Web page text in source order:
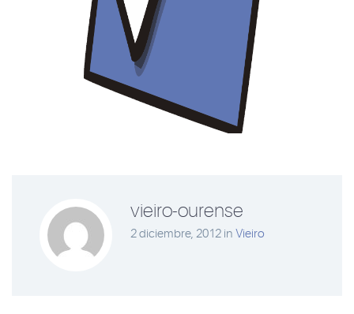
vieiro-ourense
2 diciembre, 2012 in Vieiro